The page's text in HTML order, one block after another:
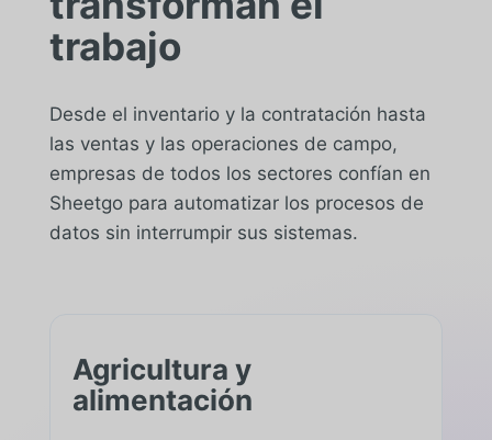
trabajo
Desde el inventario y la contratación hasta
las ventas y las operaciones de campo,
empresas de todos los sectores confían en
Sheetgo para automatizar los procesos de
datos sin interrumpir sus sistemas.
Agricultura y
alimentación